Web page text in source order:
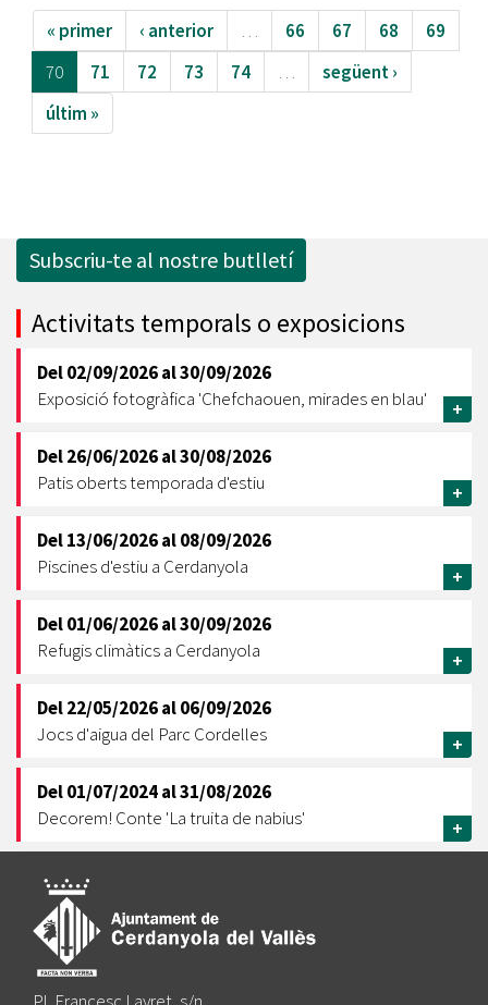
« primer ‹ anterior … 66 67 68
69
70
71 72 73 74 …
següent ›
últim »
Subscriu-te al nostre butlletí
Activitats temporals o exposicions
Del02/09/2026al30/09/2026
Exposició fotogràfica 'Chefchaouen, mirades en blau'
+
Del26/06/2026al30/08/2026
Patis oberts temporada d'estiu
+
Del13/06/2026al08/09/2026
Piscines d'estiu a Cerdanyola
+
Del01/06/2026al30/09/2026
Refugis climàtics a Cerdanyola
+
Del22/05/2026al06/09/2026
Jocs d'aigua del Parc Cordelles
+
Del01/07/2024al31/08/2026
Decorem! Conte 'La truita de nabius'
+